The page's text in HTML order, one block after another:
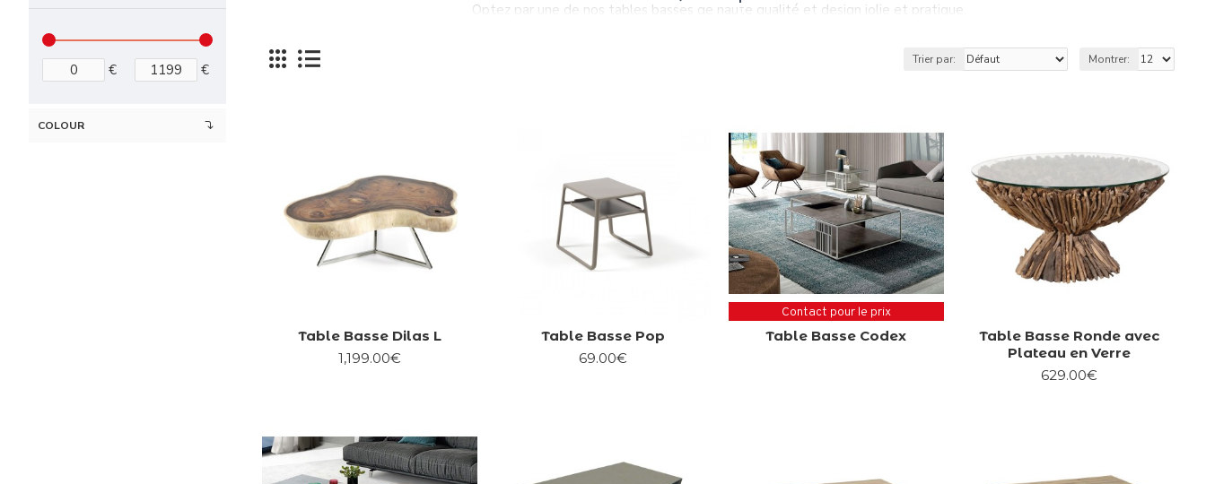
€ €
COLOUR
Optez par une de nos tables basses de haute qualité et design jolie et pratique.
Trier par: Montrer:
Table Basse Dilas L
1,199.00€
Table Basse Pop
69.00€
Contact pour le prix
Table Basse Codex
Table Basse Ronde avec
Plateau en Verre
629.00€